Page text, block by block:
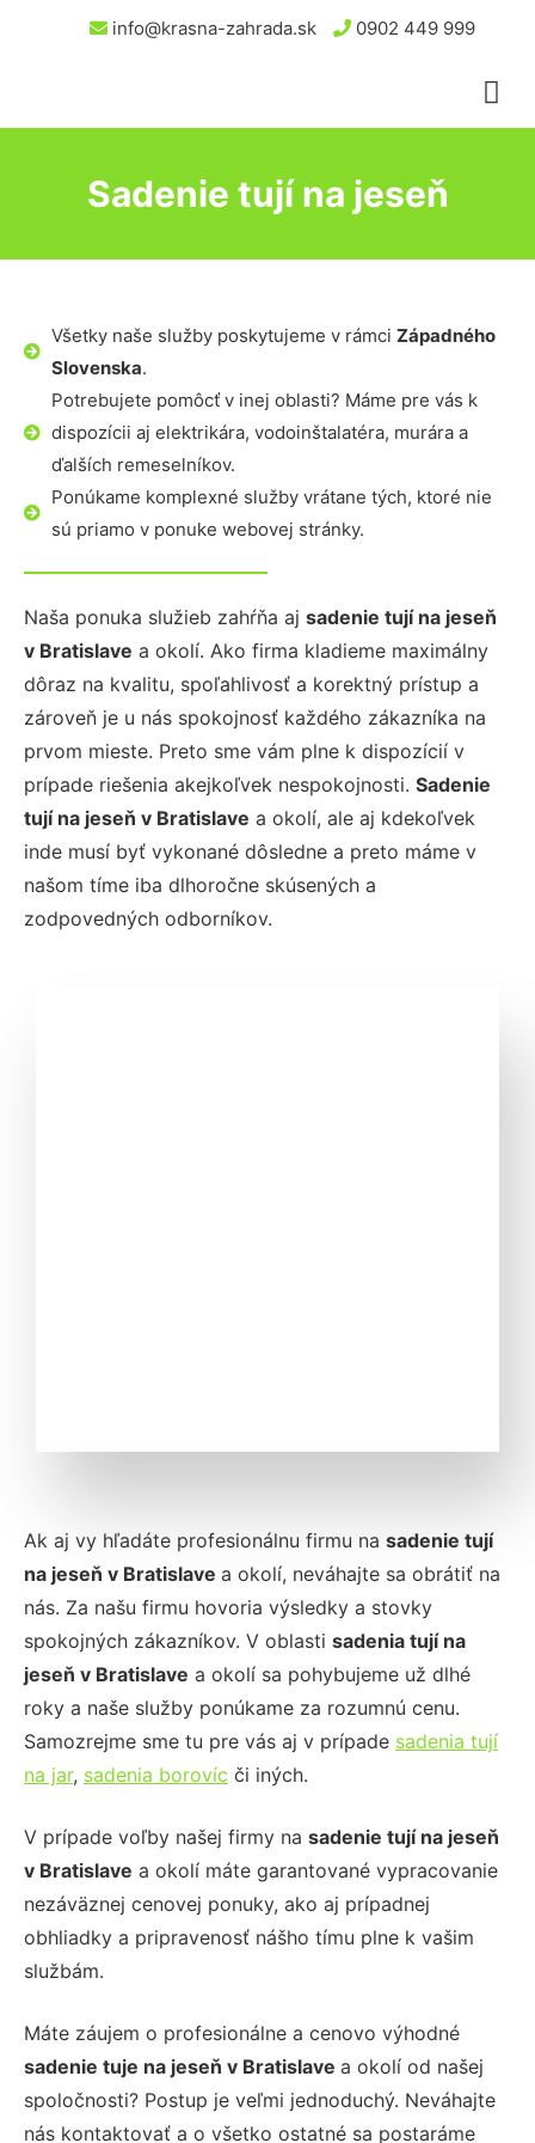
info@krasna-zahrada.sk 0902 449 999
Sadenie tují na jeseň
Všetky naše služby poskytujeme v rámci Západného
Slovenska.
Potrebujete pomôcť v inej oblasti? Máme pre vás k
dispozícii aj elektrikára, vodoinštalatéra, murára a
ďalších remeselníkov.
Ponúkame komplexné služby vrátane tých, ktoré nie
sú priamo v ponuke webovej stránky.
Naša ponuka služieb zahŕňa aj sadenie tují na jeseň
v Bratislave a okolí. Ako firma kladieme maximálny
dôraz na kvalitu, spoľahlivosť a korektný prístup a
zároveň je u nás spokojnosť každého zákazníka na
prvom mieste. Preto sme vám plne k dispozícií v
prípade riešenia akejkoľvek nespokojnosti. Sadenie
tují na jeseň v Bratislave a okolí, ale aj kdekoľvek
inde musí byť vykonané dôsledne a preto máme v
našom tíme iba dlhoročne skúsených a
zodpovedných odborníkov.
Ak aj vy hľadáte profesionálnu firmu na sadenie tují
na jeseň v Bratislave a okolí, neváhajte sa obrátiť na
nás. Za našu firmu hovoria výsledky a stovky
spokojných zákazníkov. V oblasti sadenia tují na
jeseň v Bratislave a okolí sa pohybujeme už dlhé
roky a naše služby ponúkame za rozumnú cenu.
Samozrejme sme tu pre vás aj v prípade sadenia tují
na jar, sadenia borovíc či iných.
V prípade voľby našej firmy na sadenie tují na jeseň
v Bratislave a okolí máte garantované vypracovanie
nezáväznej cenovej ponuky, ako aj prípadnej
obhliadky a pripravenosť nášho tímu plne k vašim
službám.
Máte záujem o profesionálne a cenovo výhodné
sadenie tuje na jeseň v Bratislave a okolí od našej
spoločnosti? Postup je veľmi jednoduchý. Neváhajte
nás kontaktovať a o všetko ostatné sa postaráme